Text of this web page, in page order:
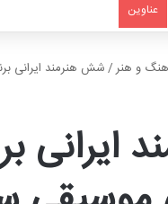
عناوین
و هنر/شش هنرمند ایرانی